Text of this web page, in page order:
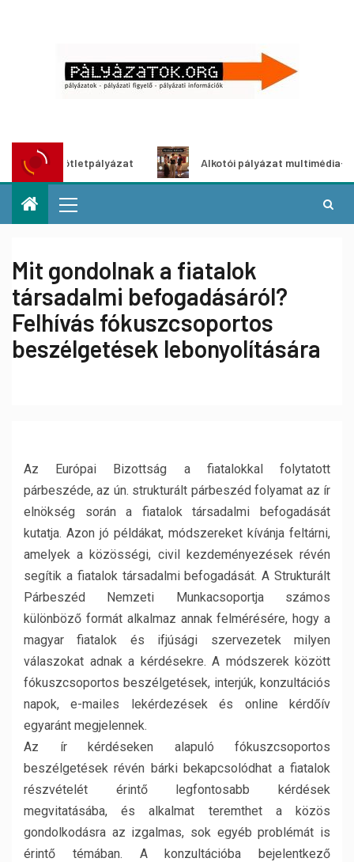
ötletpályázat Alkotói pályázat multimédia-
Mit gondolnak a fiatalok
társadalmi befogadásáról?
Felhívás fókuszcsoportos
beszélgetések lebonyolítására
Az Európai Bizottság a fiatalokkal folytatott
párbeszéde, az ún. strukturált párbeszéd folyamat az ír
elnökség során a fiatalok társadalmi befogadását
kutatja. Azon jó példákat, módszereket kívánja feltárni,
amelyek a közösségi, civil kezdeményezések révén
segítik a fiatalok társadalmi befogadását. A Strukturált
Párbeszéd Nemzeti Munkacsoportja számos
különböző formát alkalmaz annak felmérésére, hogy a
magyar fiatalok és ifjúsági szervezetek milyen
válaszokat adnak a kérdésekre. A módszerek között
fókuszcsoportos beszélgetések, interjúk, konzultációs
napok, e-mailes lekérdezések és online kérdőív
egyaránt megjelennek.
Az ír kérdéseken alapuló fókuszcsoportos
beszélgetések révén bárki bekapcsolódhat a fiatalok
részvételét érintő legfontosabb kérdések
megvitatásába, és alkalmat teremthet a közös
gondolkodásra az izgalmas, sok egyéb problémát is
érintő témában. A konzultációba bejelentkező